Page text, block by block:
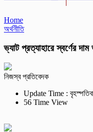
Home
অর্থনীতি
ভ্যাট প্রত্যাহারে স্বর্ণের
নিজস্ব প্রতিবেদক
Update Time :
56 Time View